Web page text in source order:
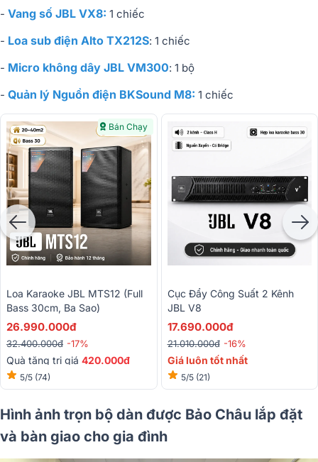
- Vang số JBL VX8: 1 chiếc
- Loa sub điện Alto TX212S: 1 chiếc
- Micro không dây JBL VM300: 1 bộ
- Quản lý Nguồn điện BKSound M8: 1 chiếc
Bán Chạy
Loa Karaoke JBL MTS12 (full
Bass 30cm, Ba Sao)
26.990.000đ
32.400.000đ -17%
Quà tặng trị giá 420.000đ
5/5 (74)
Cục Đẩy Công Suất 2 Kênh
JBL V8
17.690.000đ
21.010.000đ -16%
Giá luôn tốt nhất
5/5 (21)
Hình ảnh trọn bộ dàn được Bảo Châu lắp đặt
và bàn giao cho gia đình